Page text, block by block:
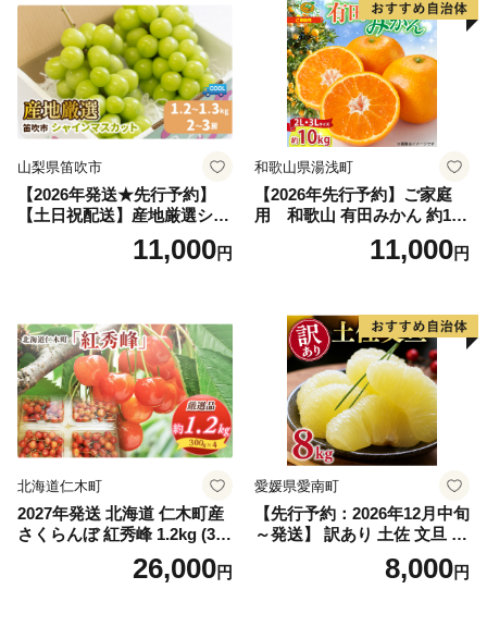
山梨県笛吹市
【2026年発送★先行予約】
【土日祝配送】産地厳選シャ
インマスカット1.2kg～1.3kg
（2房～3房）※沖縄・離島配
笛吹市 山梨県 フルーツ 果物
ぶどう 葡萄 大粒 シャインマ
スカット おすすめ シャイン
マスカット 贈答 ギフト 産地
笛吹市 シャインマスカット
笛吹 葡萄 国産 ぶどう 人気
国産 1.2kg 先行｜
11,000円
和歌山県湯浅町
【2026年先行予約】ご家庭
用 和歌山 有田みかん 約10k
g (2L、3Lサイズ)【湯浅町】
11,000円
北海道仁木町
2027年発送 北海道 仁木町産
さくらんぼ 紅秀峰 1.2kg (300
g×4パック) Lサイズ以上 旬
桜桃 産地直送 サクランボ チ
26,000円
愛媛県愛南町
【先行予約：2026年12月中旬
～発送】 訳あり 土佐 文旦 8k
g (Mサイズ以上サイズミック
ス) 8000円 わけあり ぶんた
8,000円